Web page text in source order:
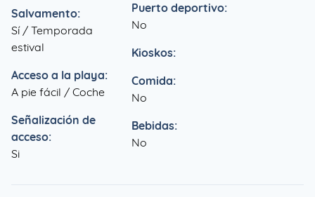
Salvamento:
Sí / Temporada
estival
Acceso a la playa:
A pie fácil / Coche
Señalización de
acceso:
Si
Puerto deportivo:
No
Kioskos:
Comida:
No
Bebidas:
No